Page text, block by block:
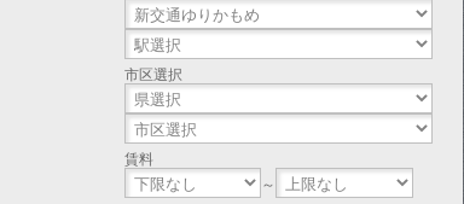
市区選択
賃料
～